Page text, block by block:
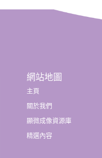
網站地圖
主頁
關於我們
顯微成像資源庫
精選內容